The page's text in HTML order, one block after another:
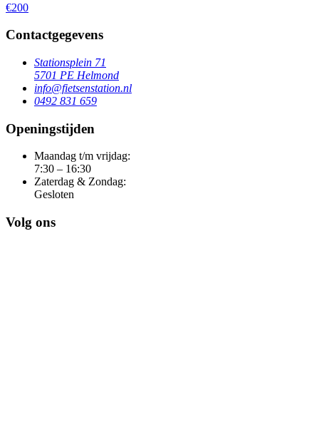
€200
Contactgegevens
Stationsplein 71
5701 PE Helmond
info@fietsenstation.nl
0492 831 659
Openingstijden
Maandag t/m vrijdag:
7:30 – 16:30
Zaterdag & Zondag:
Gesloten
Volg ons